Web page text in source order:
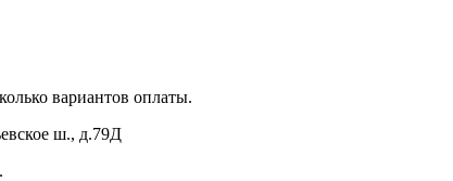
вариантов оплаты.
ш., д.79Д